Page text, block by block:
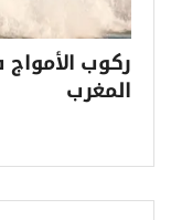
ركوب
المغرب